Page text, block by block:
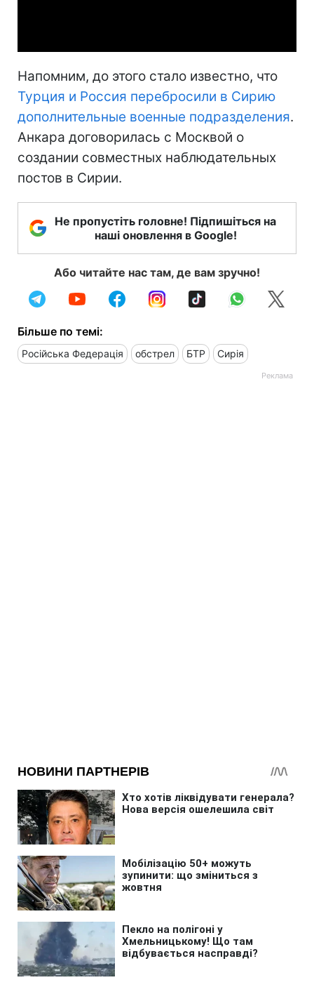
Напомним, до этого стало известно, что
Турция и Россия перебросили в Сирию
дополнительные военные подразделения.
Анкара договорилась с Москвой о
создании совместных наблюдательных
постов в Сирии.
Не пропустіть головне! Підпишіться на
наші оновлення в Google!
Або читайте нас там, де вам зручно!
Більше по темі:
Російська Федерація обстрел БТР Сирія